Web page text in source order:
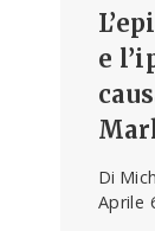
e
Di
Aprile